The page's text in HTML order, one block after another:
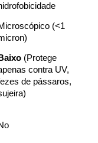
(<1
(Protege
contra UV,
de pássaros,